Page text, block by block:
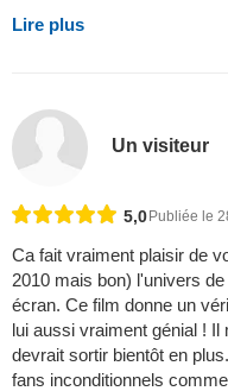
Lire plus
Un visiteur
5,0Publiée le
Ca fait vraiment plaisir de
2010 mais bon) l'univers
écran. Ce film donne un
lui aussi vraiment génial ! Il
devrait sortir bientôt en
fans inconditionnels